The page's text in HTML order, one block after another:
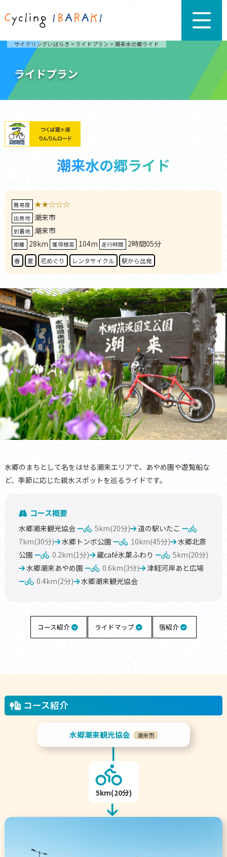
サイクリングいばらき > ライドプラン > 潮来水の郷ライド
ライドプラン
潮来水の郷ライド
難易度 ★★☆☆☆
出発地 潮来市
到着地 潮来市
距離 28km 獲得標高 104m 走行時間 2時間05分
春 夏 花めぐり レンタサイクル 駅から出発
水郷のまちとして名をはせる潮来エリアで、あやめ園や遊覧船な
ど、季節に応じた親水スポットを巡るライドです。
コース概要
水郷潮来観光協会 5km(20分)
道の駅いたこ
7km(30分)
水郷トンボ公園 10km(45分)
水郷北斎
公園
0.2km(1分) 蔵café氷菓ふわり
5km(20分)
水郷潮来あやめ園
0.6km(3分)
津軽河岸あと広場
0.4km(2分)
水郷潮来観光協会
コース紹介 ライドマップ 宿紹介
コース紹介
水郷潮来観光協会 潮来市
5km(20分)